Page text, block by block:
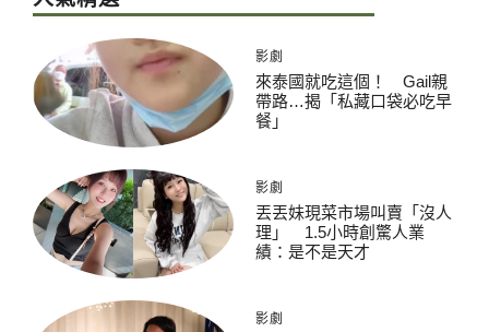
影劇
來泰國就吃這個！ Gail親
帶路…揭「私藏口袋必吃早
餐」
影劇
丟丟妹現菜市場叫賣「沒人
理」 1.5小時創驚人業
績：是不是天才
影劇